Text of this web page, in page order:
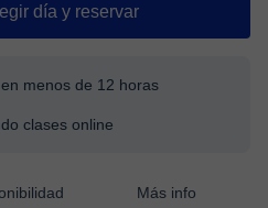
día y reservar
menos de 12 horas
clases online
Más info